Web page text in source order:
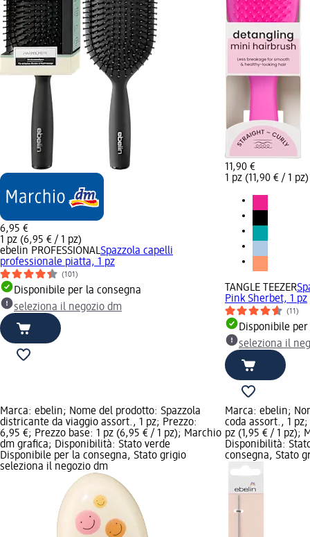
6,95 €
1 pz (6,95 € / 1 pz)
ebelin PROFESSIONALSpazzola capelli
professionale piatta, 1 pz
(101)
Disponibile per la consegna
seleziona il negozio dm
11,90 €
1 pz (11,90 € / 1 pz)
TANGLE TEEZER
Pink Sherbet, 1 pz
(11)
Disponibile
seleziona il
Marca: ebelin; Nome del prodotto: Spazzola
districante da viaggio assort., 1 pz; Prezzo:
6,95 €; Prezzo base: 1 pz (6,95 € / 1 pz); Marchio
dm grafica; Disponibilità: Stato verde
Disponibile per la consegna, Stato grigio
seleziona il negozio dm
Marca: ebelin;
coda assort., 1
pz (1,95 € / 1 pz);
Disponibilità:
consegna, Stato